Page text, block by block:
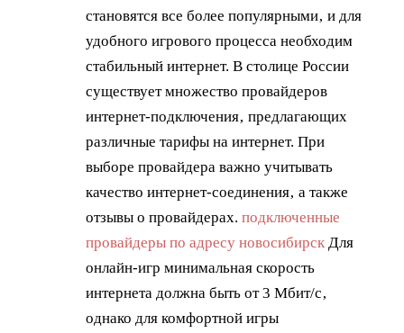
становятся все более популярными‚ и для
удобного игрового процесса необходим
стабильный интернет. В столице России
существует множество провайдеров
интернет-подключения‚ предлагающих
различные тарифы на интернет. При
выборе провайдера важно учитывать
качество интернет-соединения‚ а также
отзывы о провайдерах. подключенные
провайдеры по адресу новосибирскДля
онлайн-игр минимальная скорость
интернета должна быть от 3 Мбит/с‚
однако для комфортной игры